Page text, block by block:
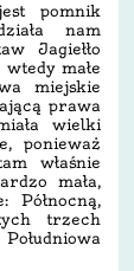
pomnik
nam
Jagiełło
małe
miejskie
prawa
wielki
ponieważ
właśnie
mała,
trzech